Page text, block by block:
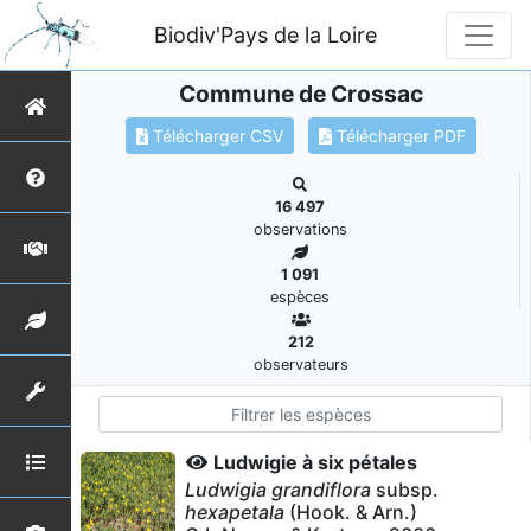
Biodiv'Pays de la Loire
Commune de Crossac
Télécharger CSV Télécharger PDF
16 497
observations
1 091
espèces
212
observateurs
Ludwigie à six pétales
Ludwigia grandiflora subsp.
hexapetala (Hook. & Arn.)